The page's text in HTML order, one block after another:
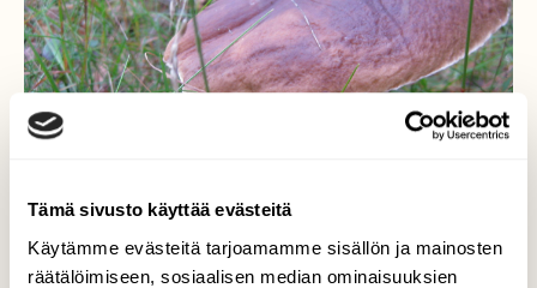
Tämä sivusto käyttää evästeitä
Käytämme evästeitä tarjoamamme sisällön ja mainosten
räätälöimiseen, sosiaalisen median ominaisuuksien